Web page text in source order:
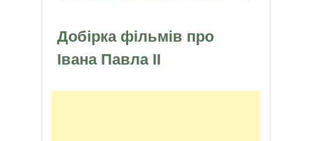
Добірка фільмів про
Івана Павла ІІ